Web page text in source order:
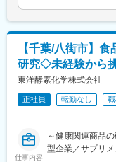
・基本土日祝休
・残業20h以内
・スケジュール
・転居を伴う転
■やりがい：
・最近、健康の
を聞くことで、
献することがで
・「この薬すご
ンゴ酢美味しか
◎ケサランパサラ
ケサランパサラ
く、まつげエク
を引き出す、メイ
■風通しの良い職
とにかく人間関
が多く、仕事仲
指名制やノルマ
ません！年に一
されます。賃金
下する可能性が
す。
【千葉/八街市】
研究◇未経験から
東洋酵素化学株式会社
正社員 転勤なし
仕事内容
～健康関連商品
型企業／サプリ